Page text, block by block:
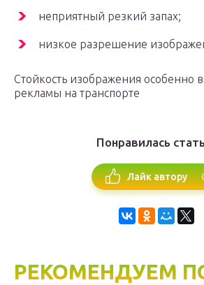
неприятный резкий запах;
низкое разрешение
Стойкость изображения особенно
рекламы на транспорте
Понравилась
Лайк автору
РЕКОМЕНДУЕМ